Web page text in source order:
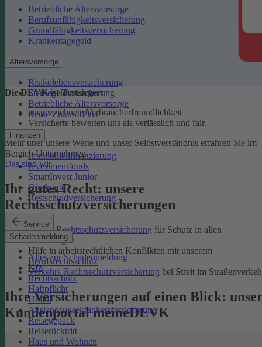
Betriebliche Altersvorsorge
Berufsunfähigkeitsversicherung
Grundfähigkeitsversicherung
Krankentagegeld
Altersvorsorge
Risikolebensversicherung
Sterbegeldversicherung
Betriebliche Altersvorsorge
Rente ZukunftPlus
Finanzen
Immobilienfinanzierung
Investmentfonds
SmartInvest Junior
Girokonto
Restschuldversicherung
Service
Schadenmeldung
Alles zur Schadenmeldung
Kfz
Rechtsschutz
Haftpflicht
Unfall
Auslandsreisekrankenversicherung
Reisegepäck
Reiserücktritt
Haus und Wohnen
Die DEVK ist Testsieger:
ausgezeichnete Verbraucherfreundlichkeit
Versicherte bewerten uns als verlässlich und fair.
Mehr über unsere Werte und unser Selbstverständnis erfahren Sie im
Bereich Unternehmen.
Das sind wir
Ihr gutes Recht: unsere
Rechtsschutzversicherungen
Private Rechtsschutzversicherung für Schutz in allen
Lebenslagen
Hilfe in arbeitsrechtlichen Konflikten mit unserem
Berufsrechtsschutz
Verkehrs-Rechtsschutzversicherung bei Streit im
Ihre Versicherungen auf einen Blick:
Kundenportal meineDEVK